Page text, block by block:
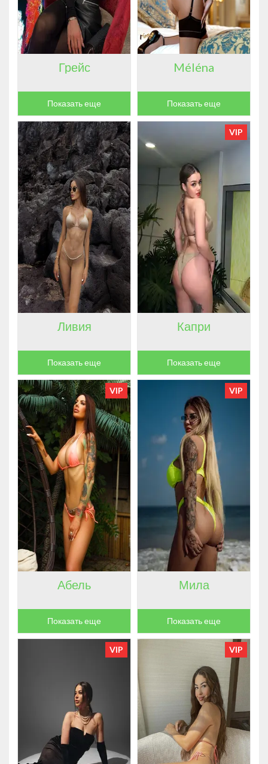
Грейс
Показать еще
Méléna
Показать еще
Ливия
Показать еще
VIP
Капри
Показать еще
VIP
Абель
Показать еще
VIP
Мила
Показать еще
VIP VIP